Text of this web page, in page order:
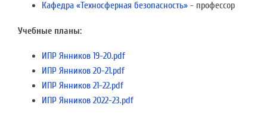
Кафедра «Техносферная безопасность» - профессор
Учебные планы:
ИПР Янников 19-20.pdf
ИПР Янников 20-21.pdf
ИПР Янников 21-22.pdf
ИПР Янников 2022-23.pdf